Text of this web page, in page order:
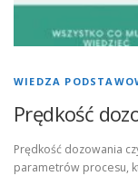
WIEDZA
Prędkość
Prędkość dozowania
parametrów procesu,